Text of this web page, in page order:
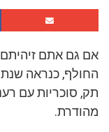
אם גם אתם
החולף, כנראה
תק, סוכריות עם
מהודרת.